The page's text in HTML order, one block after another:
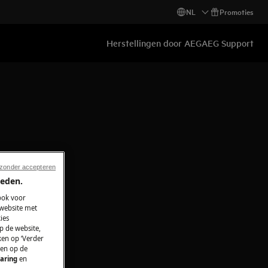
NL Promoties
Herstellingen door AEGAEG Support
voor
met
de website,
op ‘Verder
op de
en
accepteren